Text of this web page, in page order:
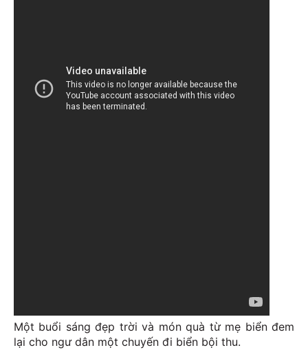
Một buổi sáng đẹp trời và món quà từ mẹ biển đem
lại cho ngư dân một chuyến đi biển bội thu.